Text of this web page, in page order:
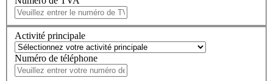
Activité principale
Numéro de téléphone